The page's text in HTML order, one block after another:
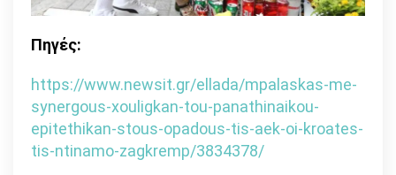
Πηγές:
https://www.newsit.gr/ellada/mpalaskas-me-
synergous-xouligkan-tou-panathinaikou-
epitethikan-stous-opadous-tis-aek-oi-kroates-
tis-ntinamo-zagkremp/3834378/